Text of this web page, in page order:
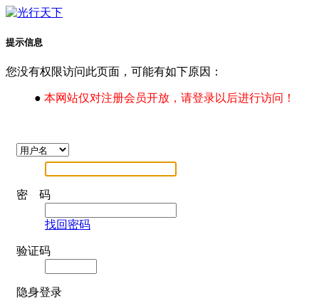
提示信息
您没有权限访问此页面，可能有如下原因：
● 本网站仅对注册会员开放，请登录以后进行访问！
密 码
找回密码
验证码
隐身登录